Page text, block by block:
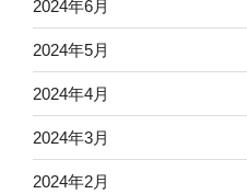
2024年6月
2024年5月
2024年4月
2024年3月
2024年2月